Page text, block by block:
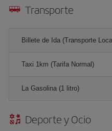
Transporte
Billete de Ida (Transporte
Taxi 1km (Tarifa Normal)
La Gasolina (1 litro)
Deporte y Ocio